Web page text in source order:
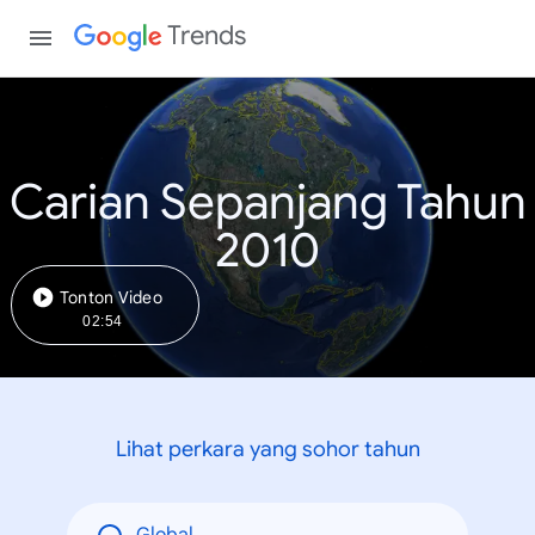
Trends
Carian Sepanjang Tahun
2010
Tonton Video
02:54
Lihat perkara yang sohor tahun